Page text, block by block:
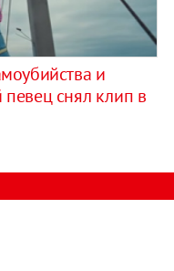
и
певец снял клип в